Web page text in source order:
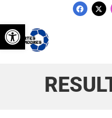
Abrir barra de herramientas